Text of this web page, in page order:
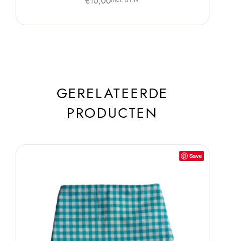
GERELATEERDE
PRODUCTEN
Save